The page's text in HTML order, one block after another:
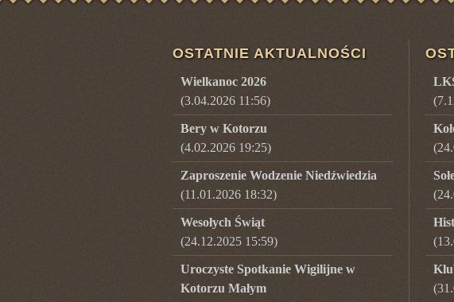
OSTATNIE AKTUALNOŚCI
Wielkanoc 2026
(3.04.2026 11:56)
Bery w Kotorzu
(4.02.2026 19:25)
Zaproszenie Wodzenie Niedźwiedzia
(11.01.2026 18:32)
Wesołych Świąt
(24.12.2025 15:59)
Uroczyste Spotkanie Wigilijne w
Kotorzu Małym